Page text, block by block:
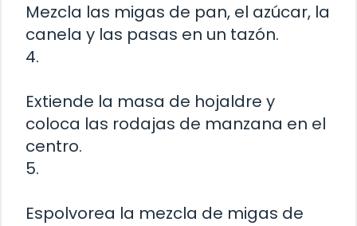
Mezcla las migas de pan, el azúcar, la
canela y las pasas en un tazón.
4.
Extiende la masa de hojaldre y
coloca las rodajas de manzana en el
centro.
5.
Espolvorea la mezcla de migas de